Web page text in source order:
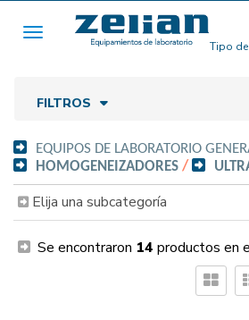
Tipo
Toggle navigation
FILTROS
EQUIPOS DE LABORATORIO
HOMOGENEIZADORES /
Elija una subcategoría
Se encontraron 14 productos en